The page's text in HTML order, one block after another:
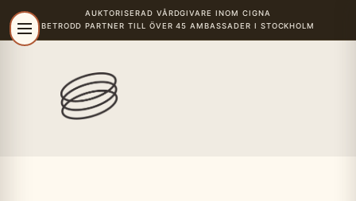
AUKTORISERAD VÅRDGIVAREINOM CIGNA
BETRODD PARTNER TILL ÖVER 45 AMBASSADER I STOCKHOLM